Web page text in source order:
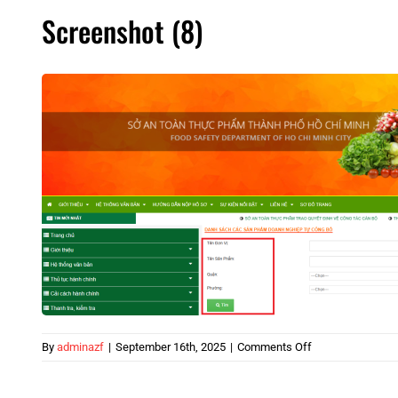
Screenshot (8)
By adminazf | September 16th, 2025 | Comments Offon